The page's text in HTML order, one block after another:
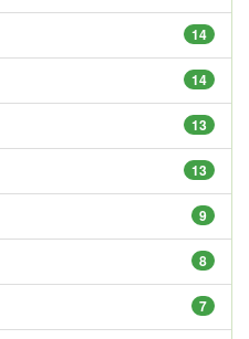
14
14
13
13
9
8
7